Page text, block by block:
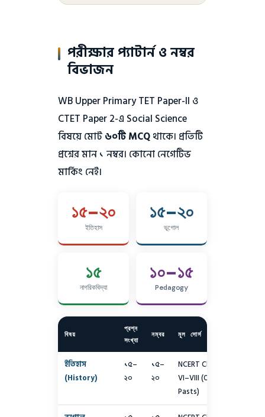
পরীক্ষার প্যাটার্ন ও নম্বর
বিভাজন
WB Upper Primary TET Paper-II ও
CTET Paper 2-এ Social Science
বিষয়ে মোট৬০টি MCQথাকে। প্রতিটি
প্রশ্নের মান ১ নম্বর। কোনো নেগেটিভ
মার্কিং নেই।
১৫–২০
ইতিহাস
১৫–২০
ভূগোল
১৫
নাগরিকবিদ্যা
১০–১৫
Pedagogy
বিষয়
প্রশ্ন
সংখ্যা
নম্বর মূল সোর্স
ইতিহাস
(History)
১৫–
২০
১৫–
২০
NCERT Class
VI–VIII (Our
Pasts)